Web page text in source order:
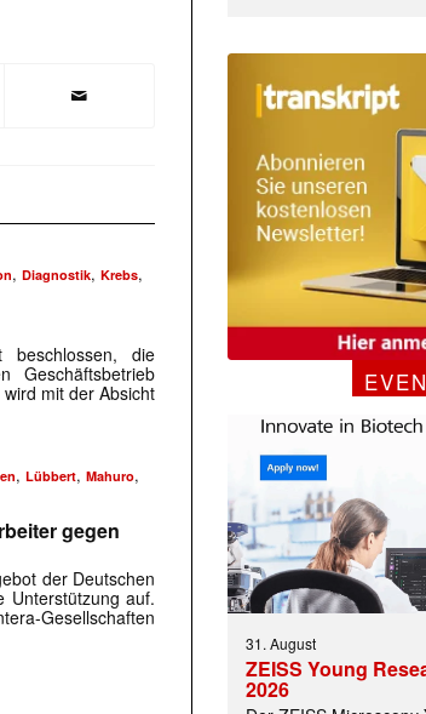
Newsletter jede Woche aktuell
,Diagnostik,Krebs,
die
Geschäftsbetrieb
mit der Absicht
,Lübbert,Mahuro,
gegen
der Deutschen
Unterstützung auf.
Gesellschaften
31. August
ZEISS Young
2026